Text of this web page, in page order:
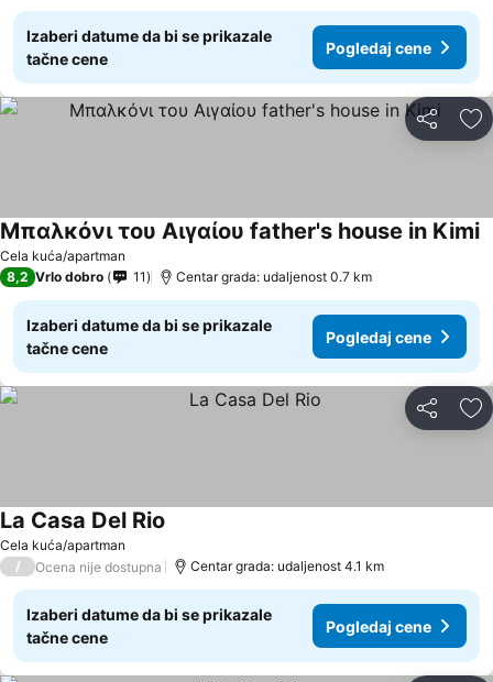
Izaberi datume da bi se prikazale
tačne cene
Pogledaj cene
Deli
Cela kuća/apartman
Μπαλκόνι του Αιγαίου father's house in Kimi
8,2 Vrlo dobro 11 Centar grada: udaljenost 0.7 km
Izaberi datume da bi se prikazale
tačne cene
Pogledaj cene
Deli
Cela kuća/apartman
La Casa Del Rio
/ Ocena nije dostupna Centar grada: udaljenost 4.1 km
Izaberi datume da bi se prikazale
tačne cene
Pogledaj cene